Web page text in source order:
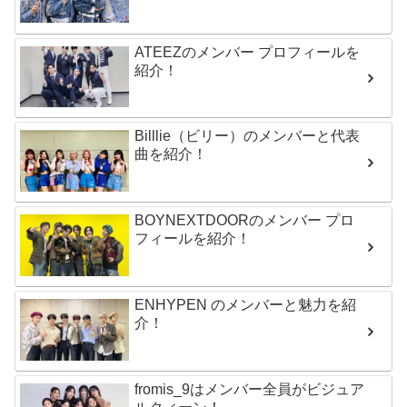
ATEEZのメンバー プロフィールを
紹介！
Billlie（ビリー）のメンバーと代表
曲を紹介！
BOYNEXTDOORのメンバー プロ
フィールを紹介！
ENHYPEN のメンバーと魅力を紹
介！
fromis_9はメンバー全員がビジュア